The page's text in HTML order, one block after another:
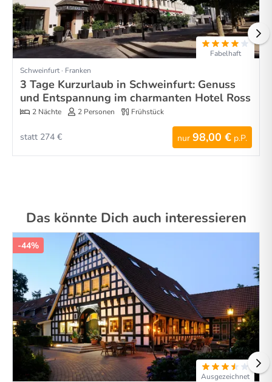
Fabelhaft
Schweinfurt · Franken
3 Tage Kurzurlaub in Schweinfurt: Genuss
und Entspannung im charmanten Hotel Ross
2 Nächte 2 Personen Frühstück
nur 98,00 € p.P.
statt 274 €
Das könnte Dich auch interessieren
-44%
Ausgezeichnet